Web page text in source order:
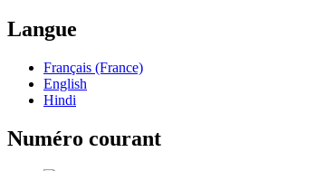
Langue
Français (France)
English
Hindi
Numéro courant